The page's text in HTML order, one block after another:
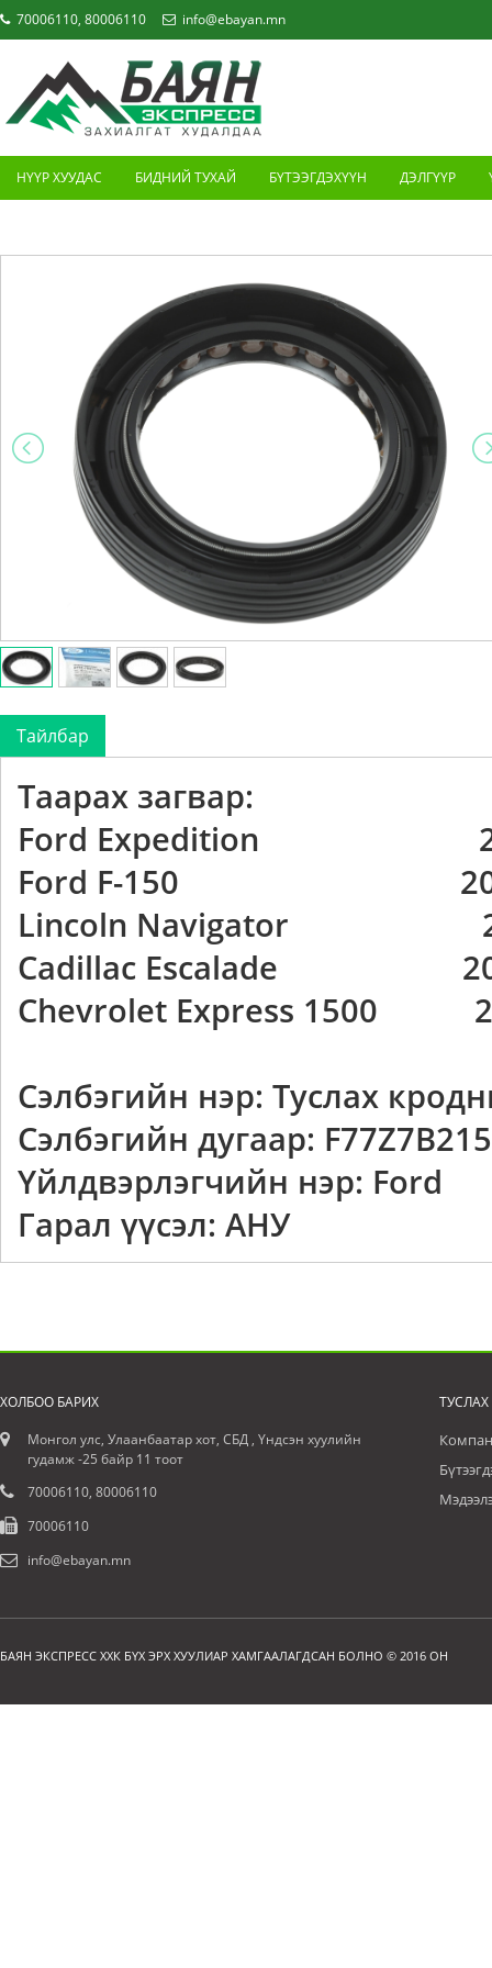
70006110, 80006110 info@ebayan.mn
НҮҮР ХУУДАС БИДНИЙ ТУХАЙ БҮТЭЭГДЭХҮҮН ДЭЛГҮҮР
Тайлбар
Таарах загвар:
Ford Expedition
Ford F-150
Lincoln Navigator
Cadillac Escalade
Chevrolet Express 1500
Сэлбэгийн нэр: Туслах
Сэлбэгийн дугаар:
Үйлдвэрлэгчийн нэр: Ford
Гарал үүсэл: АНУ
ХОЛБОО БАРИХ
Монгол улс, Улаанбаатар хот, СБД , Үндсэн хуулийн
гудамж -25 байр 11 тоот
70006110, 80006110
70006110
info@ebayan.mn
БАЯН ЭКСПРЕСС ХХК БҮХ ЭРХ ХУУЛИАР ХАМГААЛАГДСАН БОЛНО © 2016 ОН